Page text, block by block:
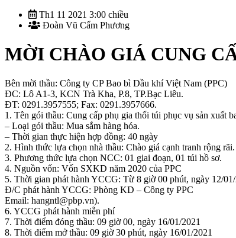
Th1 11 2021 3:00 chiều
Đoàn Vũ Cẩm Phương
MỜI CHÀO GIÁ CUNG
Bên mời thầu: Công ty CP Bao bì Dầu khí Việt Nam (PPC)
ĐC: Lô A1-3, KCN Trà Kha, P.8, TP.Bạc Liêu.
ĐT: 0291.3957555; Fax: 0291.3957666.
1. Tên gói thầu: Cung cấp phụ gia thổi túi phục vụ sản xuất
– Loại gói thầu: Mua sắm hàng hóa.
– Thời gian thực hiện hợp đồng: 40 ngày
2. Hình thức lựa chọn nhà thầu: Chào giá cạnh tranh rộng rãi.
3. Phương thức lựa chọn NCC: 01 giai đoạn, 01 túi hồ sơ.
4. Nguồn vốn: Vốn SXKD năm 2020 của PPC
5. Thời gian phát hành YCCG: Từ 8 giờ 00 phút, ngày 12/
Đ/C phát hành YCCG: Phòng KD – Công ty PPC
Email: hangntl@pbp.vn).
6. YCCG phát hành miễn phí
7. Thời điểm đóng thầu: 09 giờ 00, ngày 16/01/2021
8. Thời điểm mở thầu: 09 giờ 30 phút, ngày 16/01/2021